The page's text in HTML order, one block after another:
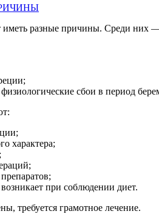
разные причины. Среди них
сбои в период
характера;
при соблюдении диет.
требуется грамотное лечение.